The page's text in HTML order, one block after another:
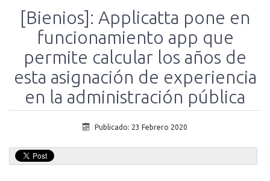
[Bienios]: Applicatta pone en
funcionamiento app que
permite calcular los años de
esta asignación de experiencia
en la administración pública
Publicado: 23 Febrero 2020